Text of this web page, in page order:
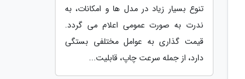
تنوع بسیار زیاد در مدل ها و امکانات، به
ندرت به صورت عمومی اعلام می گردد.
قیمت گذاری به عوامل مختلفی بستگی
دارد، از جمله سرعت چاپ، قابلیت...